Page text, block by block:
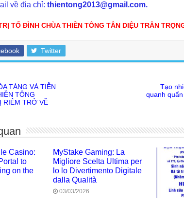
về địa chỉ: thientong2013@gmail.com.
TỔ ĐÌNH CHÙA THIỀN TÔNG TÂN DIỆU TRÂN
Twitter
TÁNG VÀ TIỄN
TÔNG
RIÊM TRỞ VỀ
Tạo
quanh
Casino:
to
on the
MyStake Gaming: La
Migliore Scelta Ultima per
lo lo Divertimento Digitale
dalla Qualità
03/03/2026